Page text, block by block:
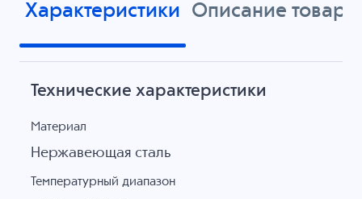
Характеристики Описание товара
Технические характеристики
Материал
Нержавеющая сталь
Температурный диапазон